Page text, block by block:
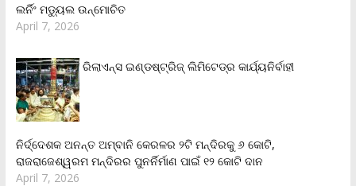
ଲର୍ନିଂ ମଡ୍ୟୁଲ ଉନ୍ମୋଚିତ
April 7, 2026
ରିଲାଏନ୍‌ସ ଇଣ୍ଡଷ୍ଟ୍ରିଜ୍ ଲିମିଟେଡ୍‌ର କାର୍ଯ୍ୟନିର୍ବାହୀ
ନିର୍ଦ୍ଦେଶକ ଅନନ୍ତ ଅମ୍ବାନି କେରଳର ୨ଟି ମନ୍ଦିରକୁ ୬ କୋଟି,
ରାଜରାଜେଶ୍ୱରମ ମନ୍ଦିରର ପୁନର୍ନିର୍ମାଣ ପାଇଁ ୧୨ କୋଟି ଦାନ
April 7, 2026